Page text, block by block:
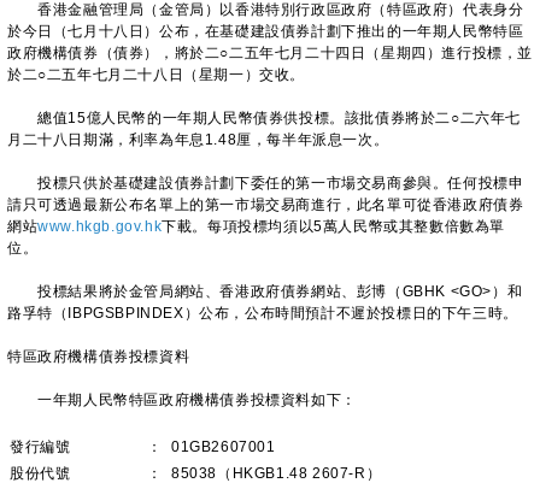
香港金融管理局（金管局）以香港特別行政區政府（特區政府）代表身分
於今日（七月十八日）公布，在基礎建設債券計劃下推出的一年期人民幣特區
政府機構債券（債券），將於二○二五年七月二十四日（星期四）進行投標，並
於二○二五年七月二十八日（星期一）交收。
總值15億人民幣的一年期人民幣債券供投標。該批債券將於二○二六年七
月二十八日期滿，利率為年息1.48厘，每半年派息一次。
投標只供於基礎建設債券計劃下委任的第一市場交易商參與。任何投標申
請只可透過最新公布名單上的第一市場交易商進行，此名單可從香港政府債券
網站www.hkgb.gov.hk下載。每項投標均須以5萬人民幣或其整數倍數為單
位。
投標結果將於金管局網站、香港政府債券網站、彭博（GBHK <GO>）和
路孚特（IBPGSBPINDEX）公布，公布時間預計不遲於投標日的下午三時。
特區政府機構債券投標資料
一年期人民幣特區政府機構債券投標資料如下：
發行編號 ：
01GB2607001
股份代號
： 85038（HKGB1.48 2607-R）